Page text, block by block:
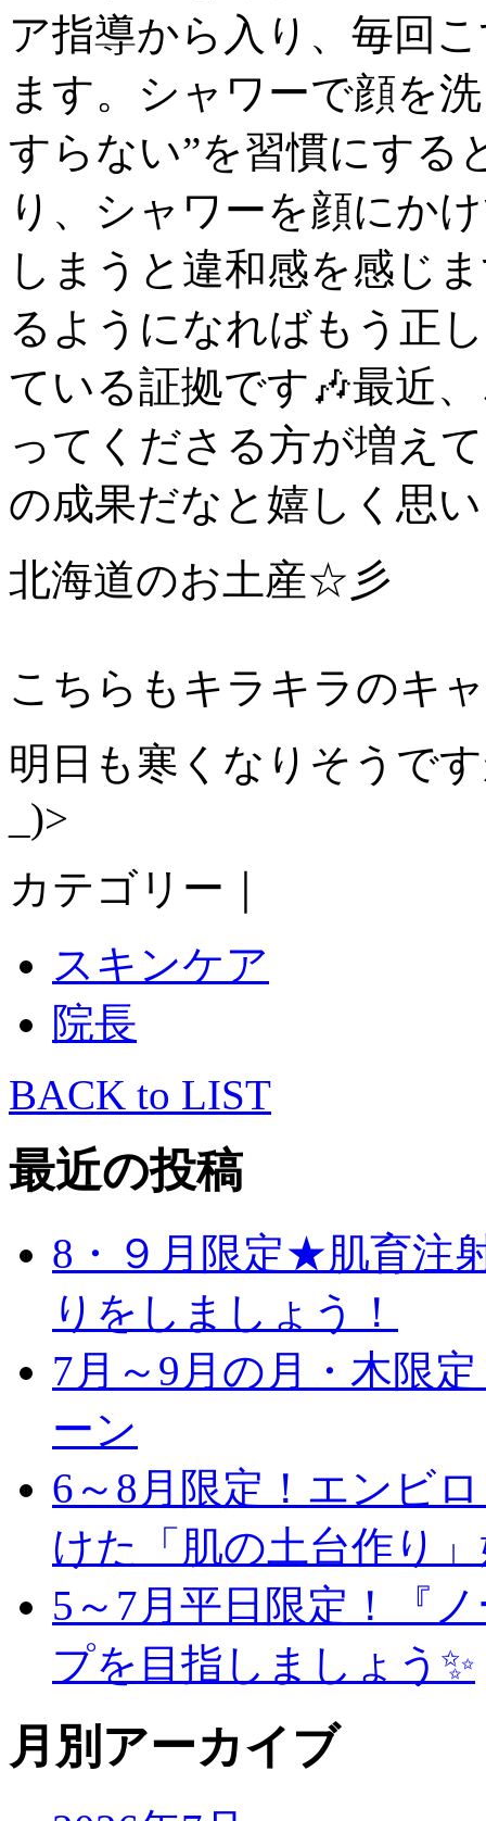
ア指導から入り、毎回
ます。シャワーで顔を
すらない”を習慣にする
り、シャワーを顔にか
しまうと違和感を感じ
るようになればもう正
ている証拠です🎶最近
ってくださる方が増え
の成果だなと嬉しく思
北海道のお土産☆彡
こちらもキラキラのキ
明日も寒くなりそうで
_)>
カテゴリー｜
スキンケア
院長
BACK to LIST
最近の投稿
8・９月限定★肌育注
りをしましょう！
7月～9月の月・木限
ーン
6～8月限定！エンビ
けた「肌の土台作り
5～7月平日限定！『
プを目指しましょう✨
月別アーカイブ